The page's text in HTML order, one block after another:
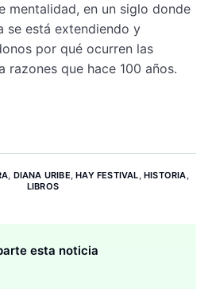
mentalidad, en un siglo donde
se está extendiendo y
por qué ocurren las
razones que hace 100 años.
, DIANA URIBE,HAY FESTIVAL,HISTORIA,
LIBROS
esta noticia